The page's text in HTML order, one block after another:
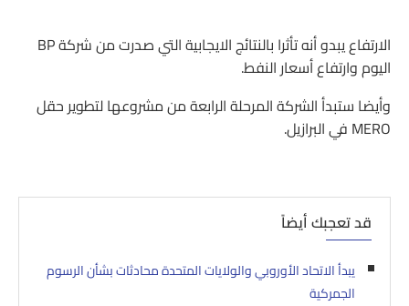
الارتفاع يبدو أنه تأثرا بالنتائج الايجابية التي صدرت من شركة BP
اليوم وارتفاع أسعار النفط.
وأيضا ستبدأ الشركة المرحلة الرابعة من مشروعها لتطوير حقل
MERO في البرازيل.
قد تعجبك أيضاً
يبدأ الاتحاد الأوروبي والولايات المتحدة محادثات بشأن الرسوم
الجمركية